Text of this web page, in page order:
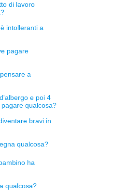
di lavoro
intolleranti a
pagare
a
e poi 4
qualcosa?
bravi in
qualcosa?
ha
qualcosa?